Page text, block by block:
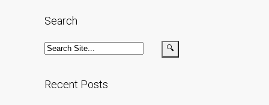
MacBook en Dundee –
Search
Recent Posts